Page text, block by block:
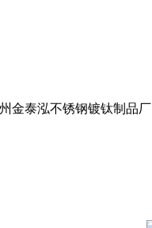
金泰泓不锈钢镀钛制品厂